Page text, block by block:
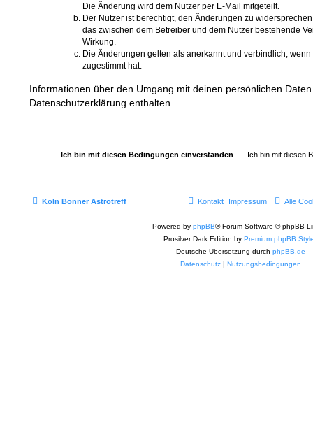
Die Änderung wird dem Nutzer per E-Mail mitgeteilt.
Der Nutzer ist berechtigt, den Änderungen zu
das zwischen dem Betreiber und dem Nutzer bestehende
Wirkung.
Die Änderungen gelten als anerkannt und verbindlich,
zugestimmt hat.
Informationen über den Umgang mit deinen persönlichen
Datenschutzerklärung enthalten.
Köln Bonner Astrotreff Alle
Impressum
Kontakt
Powered by phpBB® Forum Software © phpBB
Prosilver Dark Edition by Premium phpBB
Deutsche Übersetzung durch phpBB.de
Datenschutz | Nutzungsbedingungen